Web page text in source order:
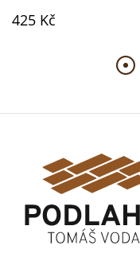
425 Kč